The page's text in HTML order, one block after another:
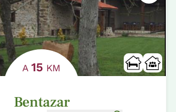
A15 KM
Bentazar